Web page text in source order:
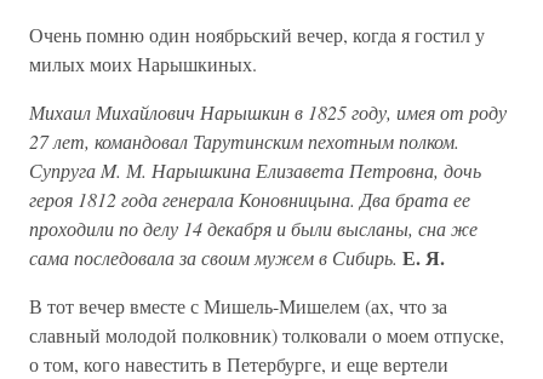
Очень помню один ноябрьский вечер, когда я гостил у
милых моих Нарышкиных.
Михаил Михайлович Нарышкин в 1825 году, имея от роду
27 лет, командовал Тарутинским пехотным полком.
Супруга M. М. Нарышкина Елизавета Петровна, дочь
героя 1812 года генерала Коновницына. Два брата ее
проходили по делу 14 декабря и были высланы, сна же
сама последовала за своим мужем в Сибирь. Е. Я.
В тот вечер вместе с Мишель-Мишелем (ах, что за
славный молодой полковник) толковали о моем отпуске,
о том, кого навестить в Петербурге, и еще вертели